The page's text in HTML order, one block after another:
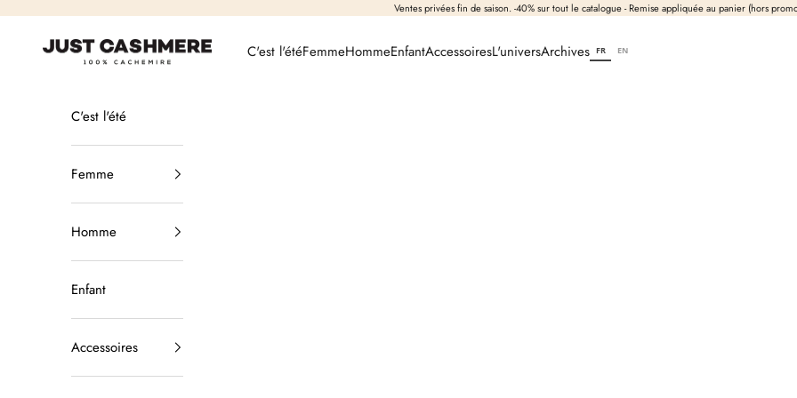
Ventes privées fin de saison. -40% sur tout le catalogue - Remise appliquée au panier (hors
Just Cashmere C'est l'étéFemmeHommeEnfantAccessoiresL'universArchives FR EN
C'est l'été
Femme
Homme
Enfant
Accessoires